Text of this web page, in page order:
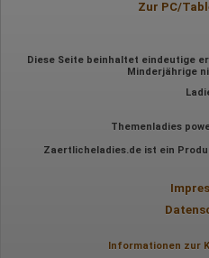
Datum und Uhrzeit des
Mausbewegungen
Besuchte Seiten
Eindeutige Gerätekennung
Gerätebestriebssystem
Eindeutige Benutzerkennung
Ort der Verarbeitung:
Zur PC/
Diese Seite beinhaltet eindeutige
Minderjährige
Themenladies
Zaertlicheladies.de ist ein
Informationen zur